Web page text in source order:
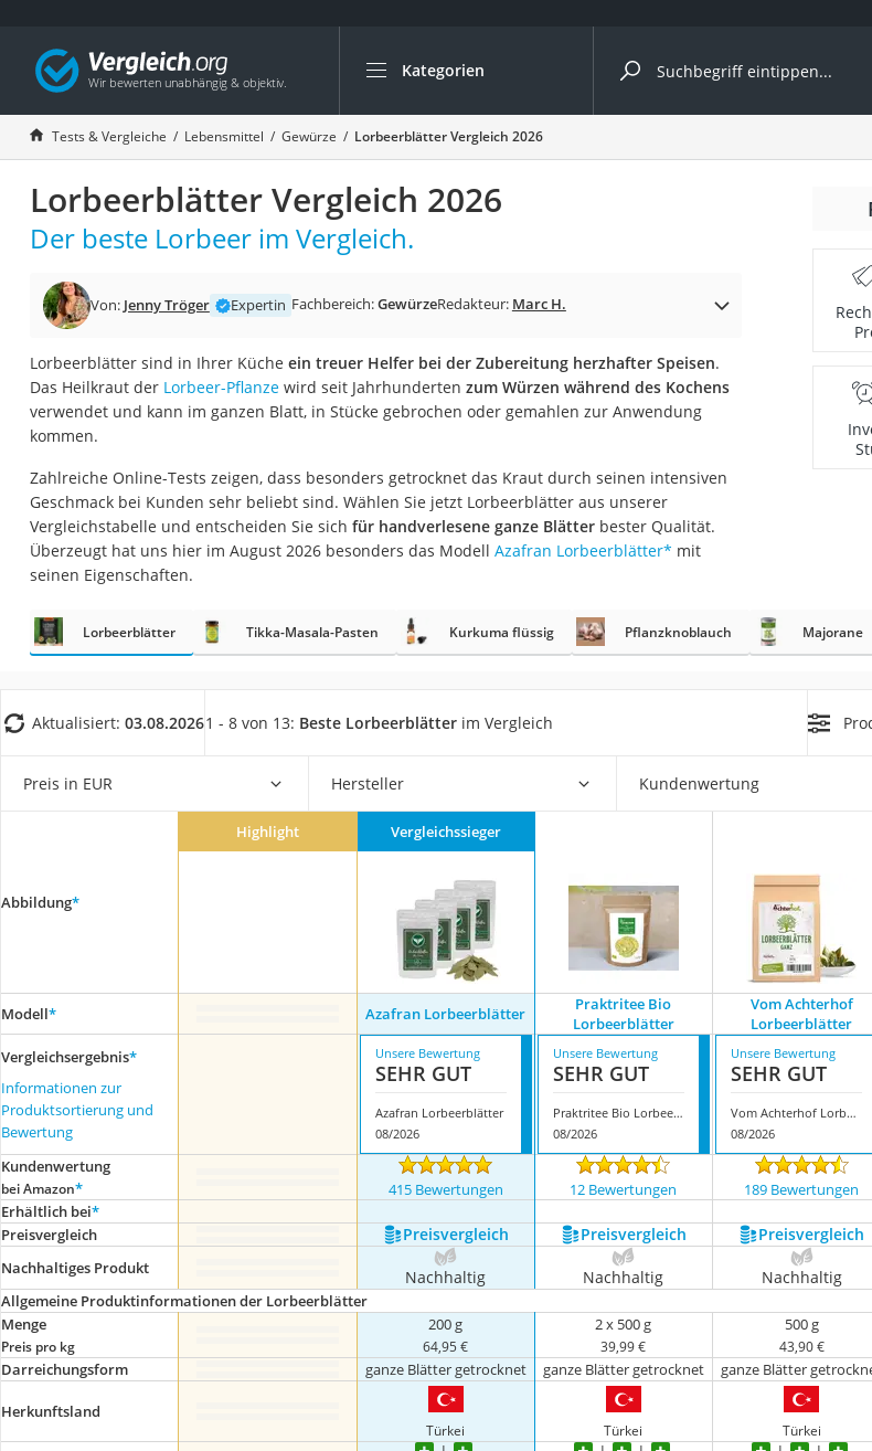
Kategorien
Die beliebtesten Vergleiche nach Kategorie
Lebensmittel
Schwarzkümmelöl
Knäckebrot
Schwarzkümmelöl-Kapseln
Manukahonig
Eiklar
Balsamico-Essig
Schwarzkümmelöl bio
Honig
Gemüsebrühe
Eiskaffee-Pulver
Grapefruitkernextrakt
Matcha-Set
MCT-Öl
Erythrit
Müsli ohne Zuckerzusatz
Tests & Vergleiche Lebensmittel Gewürze Lorbeerblätter Vergleich 2026
Lorbeerblätter Vergleich 2026
Der beste Lorbeer im Vergleich.
Von: Jenny Tröger Expertin Fachbereich:GewürzeRedakteur: Marc H.
Lorbeerblätter sind in Ihrer Küche ein treuer Helfer bei der Zubereitung herzhafter Speisen.
Das Heilkraut der Lorbeer-Pflanzewird seit Jahrhunderten zum Würzen während des Kochens
verwendet und kann im ganzen Blatt, in Stücke gebrochen oder gemahlen zur Anwendung
kommen.
Zahlreiche Online-Tests zeigen, dass besonders getrocknet das Kraut durch seinen intensiven
Geschmack bei Kunden sehr beliebt sind. Wählen Sie jetzt Lorbeerblätter aus unserer
Vergleichstabelle und entscheiden Sie sich für handverlesene ganze Blätterbester Qualität.
Überzeugt hat uns hier im August 2026 besonders das Modell Azafran Lorbeerblätter* mit
seinen Eigenschaften.
Lorbeerblätter Tikka-Masala-Pasten Kurkuma flüssig Pflanzknoblauch Majorane
Aktualisiert: 03.08.20261 - 8 von 13: Beste Lorbeerblätter im Vergleich
Preis in EUR Hersteller Kundenwertung
Abbildung*
Highlight Vergleichssieger
Modell* Azafran Lorbeerblätter
Praktritee Bio
Lorbeerblätter
Vom Achterhof
Lorbeerblätter
Vergleichsergebnis*
Informationen zur
Produktsortierung und
Bewertung
Unsere Bewertung
SEHR GUT
Azafran Lorbeerblätter
08/2026
Unsere Bewertung
SEHR GUT
Praktritee Bio Lorbeerblätter
08/2026
Unsere Bewertung
SEHR GUT
Vom Achterhof Lorbeerblätter
08/2026
Kundenwertung
bei Amazon* 415 Bewertungen 12 Bewertungen 189 Bewertungen
Erhältlich bei*
Preis­vergleich
Preis­vergleich Preis­vergleich Preis­vergleich
Nachhaltiges Produkt Nachhaltig Nachhaltig Nachhaltig
Allgemeine Produktinformationen der Lorbeerblätter
Menge
Preis pro kg
200 g
64,95 €
2 x 500 g
39,99 €
500 g
43,90 €
Darreichungsform ganze Blätter getrocknet ganze Blätter getrocknet ganze Blätter
Herkunftsland
Türkei Türkei Türkei